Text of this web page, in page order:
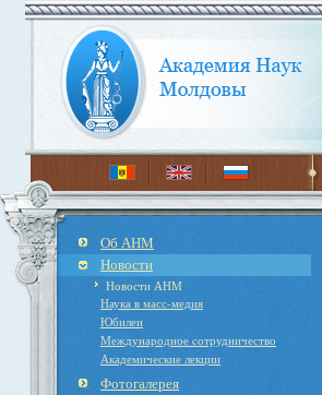
Об АНМ
Новости
Новости АНМ
Наука в масс-медия
Юбилеи
Международное cотрудничество
Академические лекции
Фотогалерея